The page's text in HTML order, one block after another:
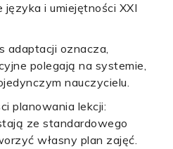
i umiejętności XXI
adaptacji oznacza,
polegają na systemie,
nauczycielu.
planowania lekcji:
ze standardowego
własny plan zajęć.